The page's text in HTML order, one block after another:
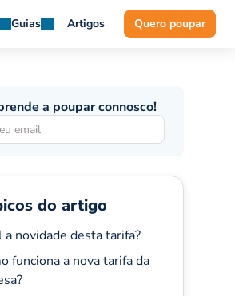
Guias Artigos Quero poupar
a poupar connosco!
do artigo
a novidade desta tarifa?
funciona a nova tarifa da